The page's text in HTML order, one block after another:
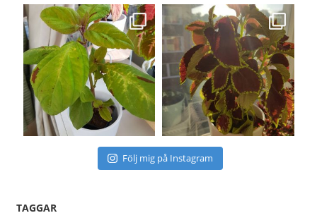
Följ mig på Instagram
TAGGAR